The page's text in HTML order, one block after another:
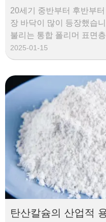
20세기 중반부터 후반부
장 바닥이 많이 등장했습
불리는 통합 폴리머 표면
분은 에폭시 수지와 경화
용제 기반과 무용제 두 가
일정량의 휘발성 유기 화
교 측면에서 어떤 유형의
2025-01-15
탄산칼슘의 산업적